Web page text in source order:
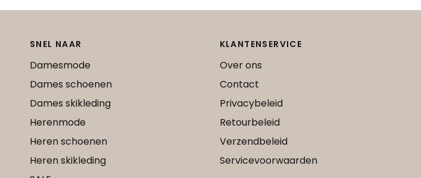
SNEL NAAR
Damesmode
Dames schoenen
Dames skikleding
Herenmode
Heren schoenen
Heren skikleding
KLANTENSERVICE
Over ons
Contact
Privacybeleid
Retourbeleid
Verzendbeleid
Servicevoorwaarden